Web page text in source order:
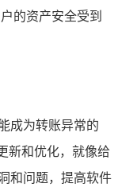
的资产安全受到
成为转账异常的
新和优化，就像给
和问题，提高软件